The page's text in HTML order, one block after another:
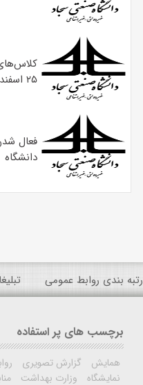
۲۵ اسفند
فعال
دانشگاه
رتبه بندی روابط عمومی
برچسب های پر استفاده
همایش گزارش تصویری
نمایشگاه
وزارت بهداشت